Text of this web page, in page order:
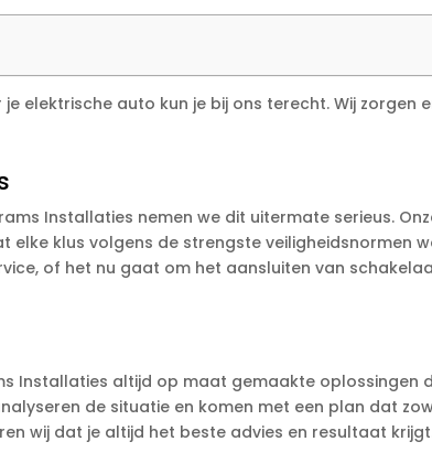
elektrische auto kun je bij ons terecht. Wij zorgen
Installaties nemen we dit uitermate serieus.
klus volgens de strengste veiligheidsnormen
of het nu gaat om het aansluiten van
Installaties altijd op maat gemaakte oplossingen
de situatie en komen met een plan dat
wij dat je altijd het beste advies en resultaat